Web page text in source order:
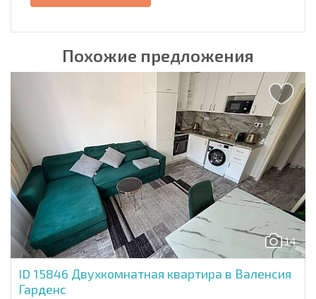
Похожие предложения
14
ID 15846 Двухкомнатная квартира в Валенсия
Гарденс